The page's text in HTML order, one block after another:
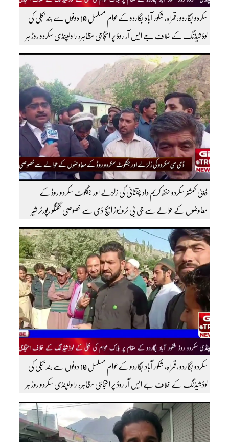
سکردو بگاردو ،قمراہ، شکور آباد بگاردو کےعوام مسلسل 10 دونوں سے بند بجلی کی
لوڈشیڈنگ کے خلاف جے ایس آر روڈ پر احتجاجی مظاہرہ راولپنڈی سکردو روڑ ہر
قسم کی ٹریفک کے لئے بند۔۔ مزید اپڈیٹس کے لیے ہمارے یوٹیوب چینل کو
سبسکرائب کریں
ڈپٹی کمشنر سکردو حفظ کریم داد چقتائی کی زلزلے اور جگلوٹ سکردو روڈ کے
معاوضوں کے حوالے سے جی بی ٹرو نیوز ایچ ڈی سے خصوصی گفتگو رپورٹر شیر
افضل روندو
سکردو بگاردو ،قمراہ، شکور آباد بگاردو کےعوام مسلسل 10 دونوں سے بند بجلی کی
لوڈشیڈنگ کے خلاف جے ایس آر روڈ پر احتجاجی مظاہرہ راولپنڈی سکردو روڑ ہر
قسم کی ٹریفک کے لئے بند۔۔ مزید اپڈیٹس کے لیے ہمارے یوٹیوب چینل کو
سبسکرائب کریں